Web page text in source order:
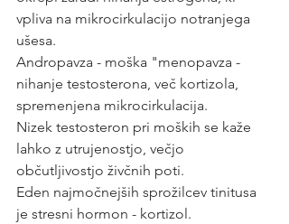
vpliva na mikrocirkulacijo notranjega
ušesa.
Andropavza - moška "menopavza -
nihanje testosterona, več kortizola,
spremenjena mikrocirkulacija.
Nizek testosteron pri moških se kaže
lahko z utrujenostjo, večjo
občutljivostjo živčnih poti.
Eden najmočnejših sprožilcev tinitusa
je stresni hormon - kortizol.